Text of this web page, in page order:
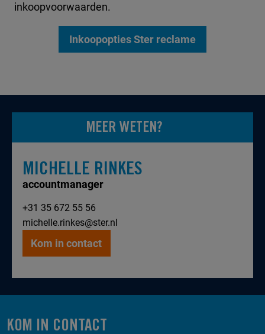
inkoopvoorwaarden.
Inkoopopties Ster reclame
MEER WETEN?
MICHELLE RINKES
accountmanager
+31 35 672 55 56
michelle.rinkes@ster.nl
Kom in contact
KOM IN CONTACT